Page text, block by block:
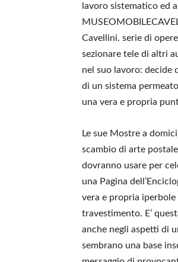
lavoro sistematico ed
Cavellini. serie di
sezionare tele di altri
nel suo lavoro: decide
di un sistema
una vera e propria
Le sue Mostre a
scambio di arte
dovranno usare per
una Pagina
vera e propria iperbole
travestimento. E’
anche negli aspetti di
sembrano una base